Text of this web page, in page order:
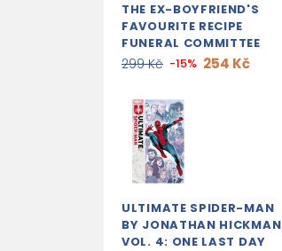
THE EX-BOYFRIEND'S
FAVOURITE RECIPE
FUNERAL COMMITTEE
299 Kč -15% 254 Kč
ULTIMATE SPIDER-MAN
BY JONATHAN HICKMAN
VOL. 4: ONE LAST DAY